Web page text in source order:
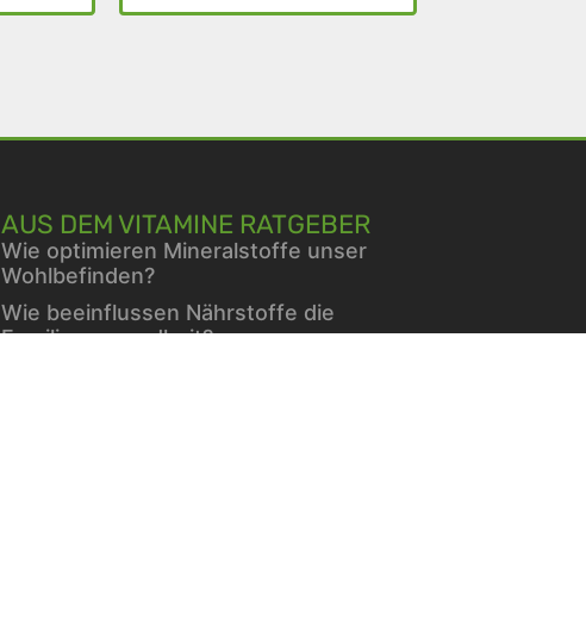
AUS DEM VITAMINE RATGEBER
Wie optimieren Mineralstoffe unser
Wohlbefinden?
Wie beeinflussen Nährstoffe die
Familiengesundheit?